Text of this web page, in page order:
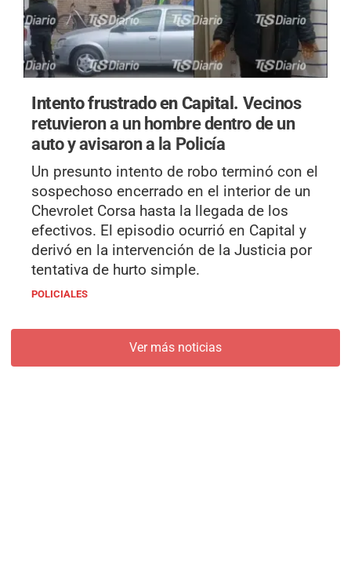
Intento frustrado en Capital. Vecinos
retuvieron a un hombre dentro de un
auto y avisaron a la Policía
Un presunto intento de robo terminó con el
sospechoso encerrado en el interior de un
Chevrolet Corsa hasta la llegada de los
efectivos. El episodio ocurrió en Capital y
derivó en la intervención de la Justicia por
tentativa de hurto simple.
POLICIALES
Ver más noticias